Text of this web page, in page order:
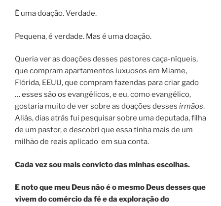
É uma doação. Verdade.
Pequena, é verdade. Mas é uma doação.
Queria ver as doações desses pastores caça-níqueis,
que compram apartamentos luxuosos em Miame,
Flórida, EEUU, que compram fazendas para criar gado
… esses são os evangélicos, e eu, como evangélico,
gostaria muito de ver sobre as doações desses irmãos.
Aliás, dias atrás fui pesquisar sobre uma deputada, filha
de um pastor, e descobri que essa tinha mais de um
milhão de reais aplicado em sua conta.
Cada vez sou mais convicto das minhas escolhas.
E noto que meu Deus não é o mesmo Deus desses que
vivem do comércio da fé e da exploração do